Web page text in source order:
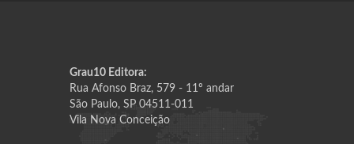
Grau10 Editora:
Rua Afonso Braz, 579 - 11º andar
São Paulo, SP 04511-011
Vila Nova Conceição